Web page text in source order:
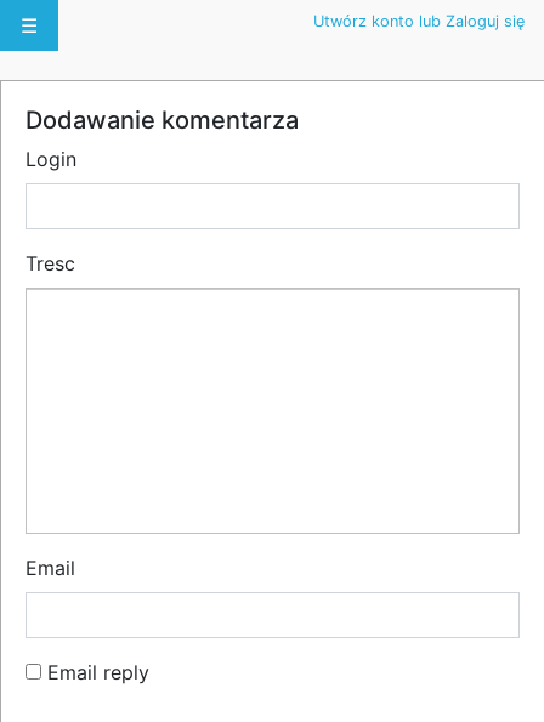
☰ Utwórz konto lub Zaloguj się
Dodawanie komentarza
Login
Tresc
Email
Email reply